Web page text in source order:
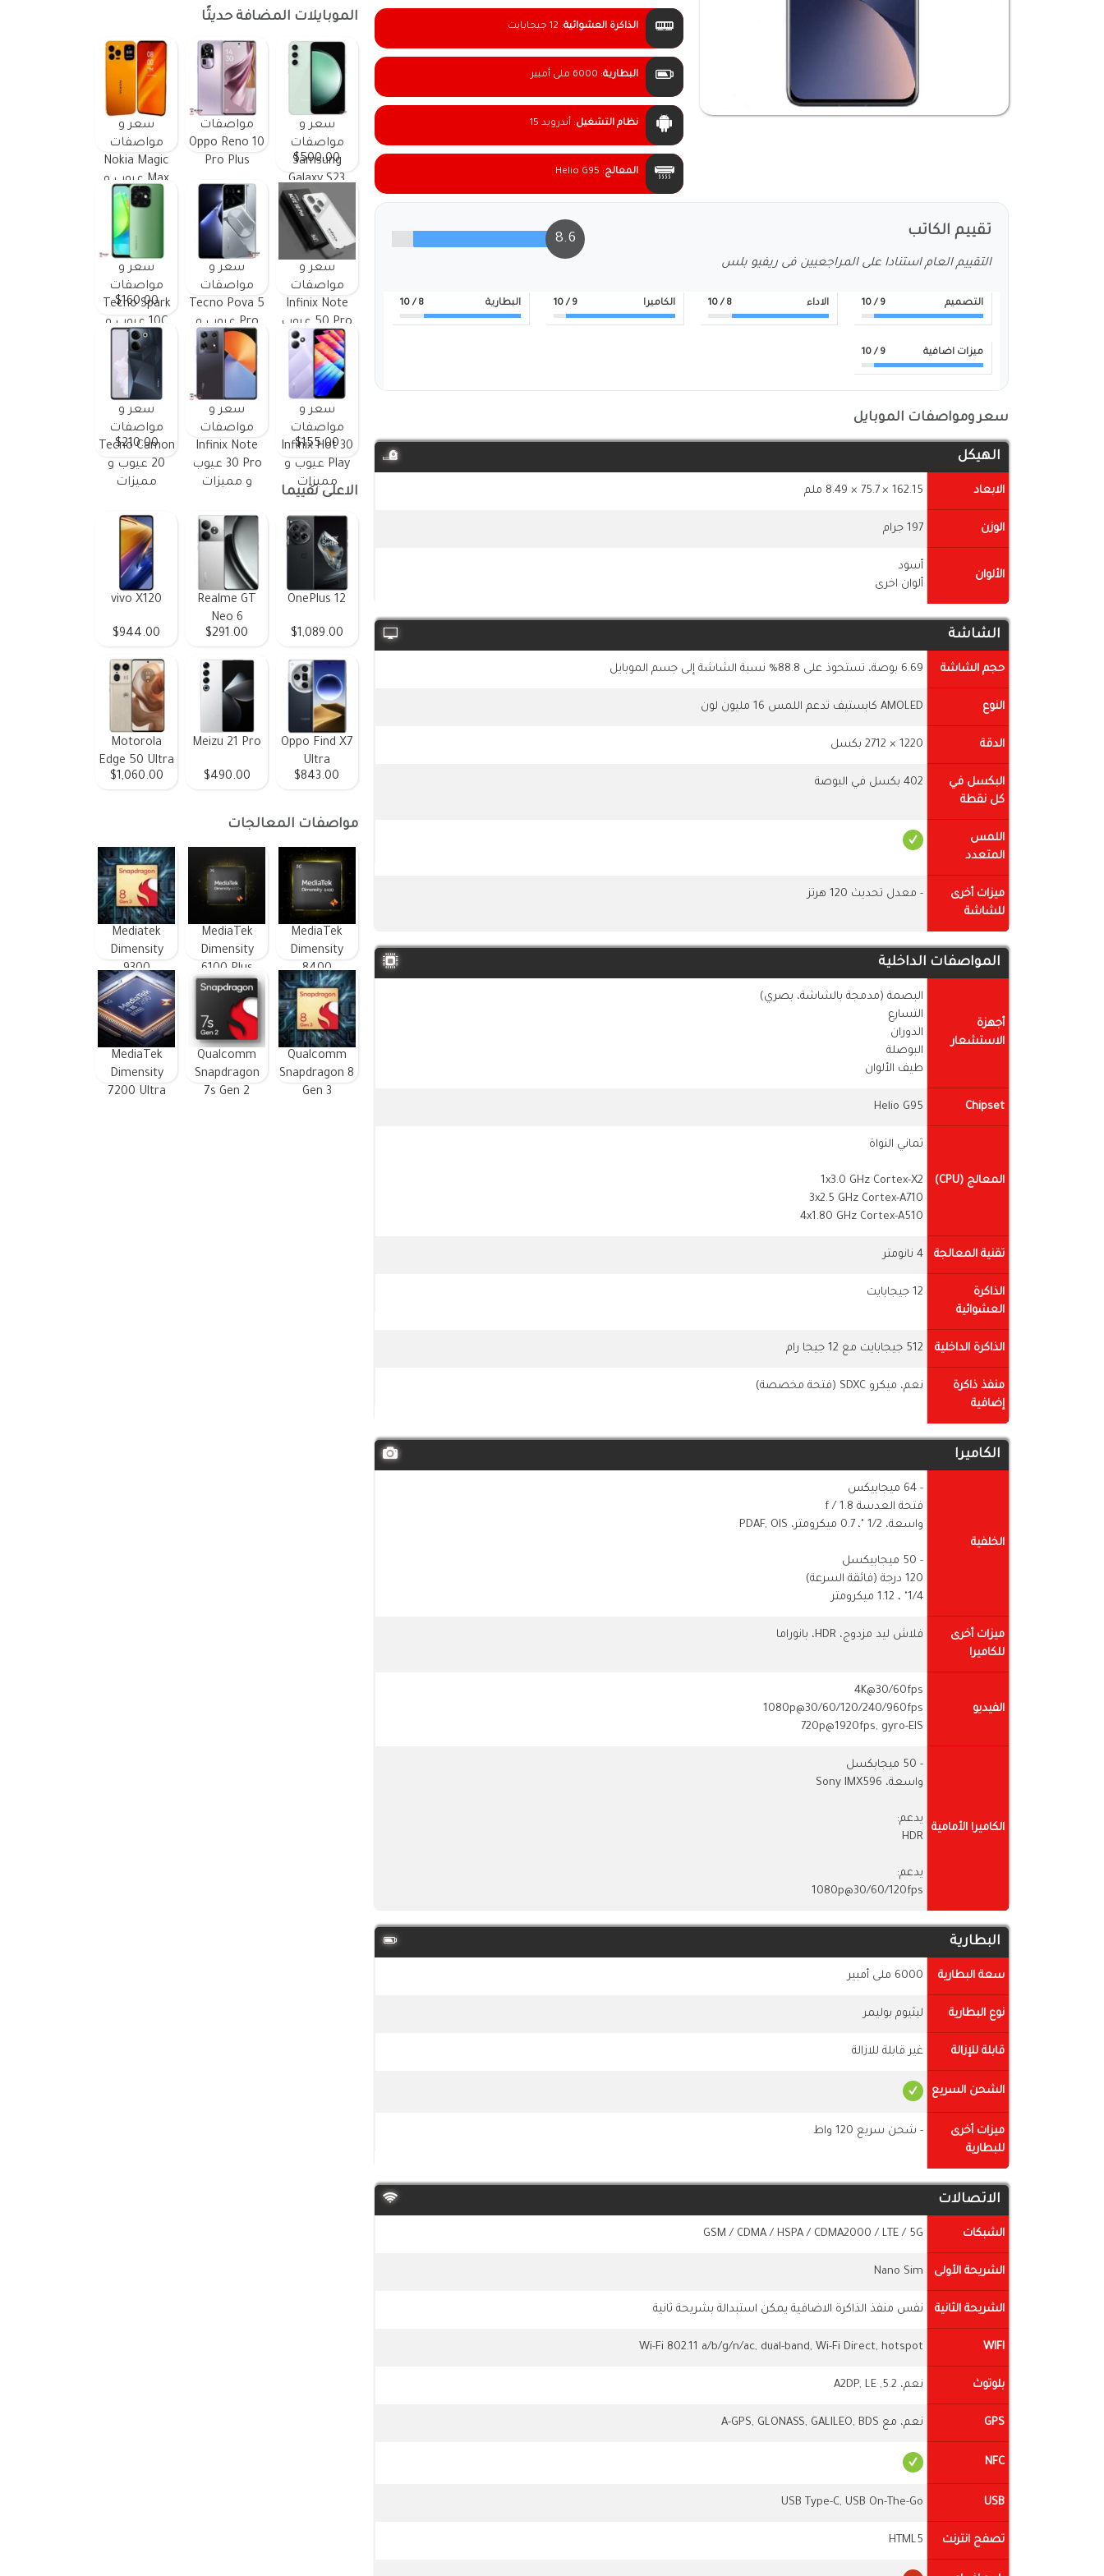
الذاكرة العشوائية: 12 جيجابايت
البطارية: 6000 ملى أمبير
نظام التشغيل: أندرويد 15
المعالج:
Helio G95
تقييم الكاتب
التقييم العام استنادا على المراجعيين فى ريفيو بلس
8.6
التصميم 9
/ 10 الاداء 8
/ 10 الكاميرا 9
/ 10 البطارية 8
/ 10
ميزات اضافية 9
/ 10
سعر ومواصفات الموبايل
الهيكل
الابعاد 162.15 × 75.7 × 8.49 ملم
الوزن 197 جرام
الألوان
أسود
ألوان اخرى
الشاشة
حجم الشاشة 6.69 بوصة، تستحوذ على 88.8% نسبة الشاشة إلى جسم الموبايل
النوع AMOLED كابستيف تدعم اللمس 16 مليون لون
الدقة 1220 × 2712 بكسل
البكسل في
كل نقطة
402 بكسل في البوصة
اللمس
المتعدد
ميزات أخرى
للشاشة
- معدل تحديث 120 هرتز
المواصفات الداخلية
أجهزة
الاستشعار
البصمة (مدمجة بالشاشة، بصري)
التسارع
الدوران
البوصلة
طيف الألوان
Chipset
Helio G95
المعالج (CPU)
ثماني النواة
1x3.0 GHz Cortex-X2
3x2.5 GHz Cortex-A710
4x1.80 GHz Cortex-A510
تقنية المعالجة 4 نانومتر
الذاكرة
العشوائية
12 جيجابايت
الذاكرة الداخلية 512 جيجابايت مع 12 جيجا رام
منفذ ذاكرة
إضافية
نعم، ميكرو SDXC (فتحة مخصصة)
الكاميرا
الخلفية
- 64 ميجابيكس
فتحة العدسة f / 1.8
واسعة، 1/2 "، 0.7 ميكرومتر، PDAF, OIS
- 50 ميجابيكسل
120 درجة (فائقة السرعة)
1/4" ، 1.12 ميكرومتر
ميزات أخرى
للكاميرا
فلاش ليد مزدوج، HDR، بانوراما
الفيديو
4K@30/60fps
1080p@30/60/120/240/960fps
720p@1920fps, gyro-EIS
الكاميرا الأمامية
- 50 ميجابكسل
واسعة، Sony IMX596
يدعم:
HDR
يدعم:
1080p@30/60/120fps
البطارية
سعة البطارية 6000 ملى أمبير
نوع البطارية ليثيوم بوليمر
قابلة للإزالة غير قابلة للازالة
الشحن السريع
ميزات أخرى
للبطارية
- شحن سريع 120 واط
الاتصالات
الشبكات GSM / CDMA / HSPA / CDMA2000 / LTE / 5G
الشريحة الأولى Nano Sim
الشريحة الثانية نفس منفذ الذاكرة الاضافية يمكن استبدالة بشريحة ثانية
WIFI
Wi-Fi 802.11 a/b/g/n/ac, dual-band, Wi-Fi Direct, hotspot
بلوتوث نعم، 5.2, A2DP, LE
GPS نعم، مع A-GPS, GLONASS, GALILEO, BDS
NFC
USB
USB Type-C, USB On-The-Go
تصفح انترنت HTML5
الموبايلات المضافة حديثًا
سعر و
مواصفات
Samsung
Galaxy S23
FE ومميزات
وعيوب
$500.00
مواصفات
Oppo Reno 10
Pro Plus
سعر و
مواصفات
Nokia Magic
Max عيوب و
مميزات
سعر و
مواصفات
Infinix Note
50 Pro عيوب
و مميزات
سعر و
مواصفات
Tecno Pova 5
Pro عيوب و
مميزات
سعر و
مواصفات
Tecno Spark
10C عيوب و
مميزات
$160.00
سعر و
مواصفات
Infinix Hot 30
Play عيوب و
مميزات
$155.00
سعر و
مواصفات
Infinix Note
30 Pro عيوب
و مميزات
سعر و
مواصفات
Tecno Camon
20 عيوب و
مميزات
$210.00
الاعلى تقييما
OnePlus 12
$1,089.00
Realme GT
Neo 6
$291.00
vivo X120
$944.00
Oppo Find X7
Ultra
$843.00
Meizu 21 Pro
$490.00
Motorola
Edge 50 Ultra
$1,060.00
مواصفات المعالجات
MediaTek
Dimensity
8400
MediaTek
Dimensity
6100 Plus
Mediatek
Dimensity
9300
Qualcomm
Snapdragon 8
Gen 3
Qualcomm
Snapdragon
7s Gen 2
MediaTek
Dimensity
7200 Ultra